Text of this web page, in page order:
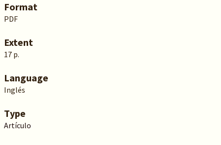
Format
PDF
Extent
17 p.
Language
Inglés
Type
Artículo